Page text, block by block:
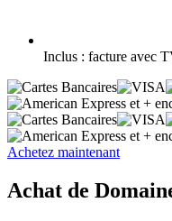
Inclus : facture avec
et +
et +
Achetez maintenant
Achat de